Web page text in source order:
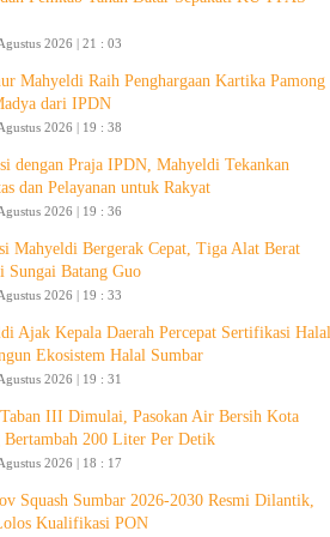
2026 | 21 : 03
Mahyeldi Raih Penghargaan Kartika Pamong
dari IPDN
2026 | 19 : 38
dengan Praja IPDN, Mahyeldi Tekankan
dan Pelayanan untuk Rakyat
2026 | 19 : 36
Mahyeldi Bergerak Cepat, Tiga Alat Berat
Sungai Batang Guo
2026 | 19 : 33
Ajak Kepala Daerah Percepat Sertifikasi Halal
Ekosistem Halal Sumbar
2026 | 19 : 31
III Dimulai, Pasokan Air Bersih Kota
Bertambah 200 Liter Per Detik
2026 | 18 : 17
Squash Sumbar 2026-2030 Resmi Dilantik,
Kualifikasi PON